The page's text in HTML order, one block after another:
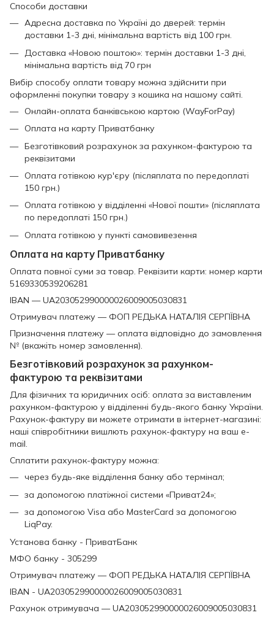
Способи доставки
Адресна доставка по Україні до дверей: термін
доставки 1-3 дні, мінімальна вартість від 100 грн.
Доставка «Новою поштою»: термін доставки 1-3 дні,
мінімальна вартість від 70 грн
Вибір способу оплати товару можна здійснити при
оформленні покупки товару з кошика на нашому сайті.
Онлайн-оплата банківською картою (WayForPay)
Оплата на карту Приватбанку
Безготівковий розрахунок за рахунком-фактурою та
реквізитами
Оплата готівкою кур'єру (післяплата по передоплаті
150 грн.)
Оплата готівкою у відділенні «Нової пошти» (післяплата
по передоплаті 150 грн.)
Оплата готівкою у пункті самовивезення
Оплата на карту Приватбанку
Оплата повної суми за товар. Реквізити карти: номер карти
5169330539206281
IBAN — UA203052990000026009005030831
Отримувач платежу — ФОП РЕДЬКА НАТАЛІЯ СЕРГІЇВНА
Призначення платежу — оплата відповідно до замовлення
№ (вкажіть номер замовлення).
Безготівковий розрахунок за рахунком-
фактурою та реквізитами
Для фізичних та юридичних осіб: оплата за виставленим
рахунком-фактурою у відділенні будь-якого банку України.
Рахунок-фактуру ви можете отримати в інтернет-магазині:
наші співробітники вишлють рахунок-фактуру на ваш e-
mail.
Сплатити рахунок-фактуру можна:
через будь-яке відділення банку або термінал;
за допомогою платіжної системи «Приват24»;
за допомогою Visa або MasterCard за допомогою
LiqPay.
Установа банку - ПриватБанк
МФО банку - 305299
Отримувач платежу — ФОП РЕДЬКА НАТАЛІЯ СЕРГІЇВНА
IBAN - UA203052990000026009005030831
Рахунок отримувача — UA203052990000026009005030831